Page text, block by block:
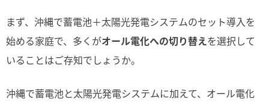
まず、沖縄で蓄電池＋太陽光発電システムのセット導入を
始める家庭で、多くがオール電化への切り替えを選択して
いることはご存知でしょうか。
沖縄で蓄電池と太陽光発電システムに加えて、オール電化